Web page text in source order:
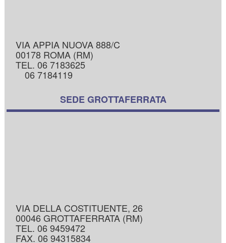
VIA APPIA NUOVA 888/C
00178 ROMA (RM)
TEL. 06 7183625
06 7184119
SEDE GROTTAFERRATA
VIA DELLA COSTITUENTE, 26
00046 GROTTAFERRATA (RM)
TEL. 06 9459472
FAX. 06 94315834